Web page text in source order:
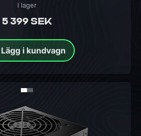
5 399 SEK
I lager
Lägg i kundvagn